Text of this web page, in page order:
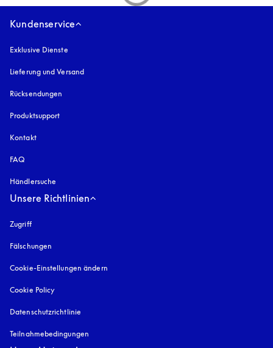
Kundenservice
Exklusive Dienste
Lieferung und Versand
Rücksendungen
Produktsupport
Kontakt
FAQ
Händlersuche
Unsere Richtlinien
Zugrifföffnet sich in einem neuen Tab
Fälschungen
Cookie-Einstellungen ändern
Cookie Policy
Datenschutzrichtlinie
Teilnahmebedingungen